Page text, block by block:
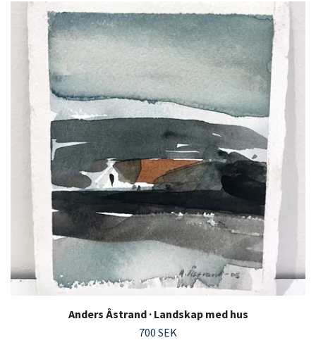
Anders Åstrand · Landskap med hus
700 SEK